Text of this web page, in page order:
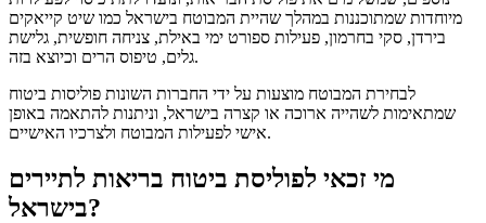
מיוחדות שמתוכננות במהלך שהיית המבוטח בישראל כמו שיט קייאקים
בירדן, סקי בחרמון, פעילות ספורט ימי באילת, צניחה חופשית, גלישת
גלים, טיפוס הרים וכיוצא בזה.
לבחירת המבוטח מוצעות על ידי החברות השונות פוליסות ביטוח
שמתאימות לשהייה ארוכה או קצרה בישראל, וניתנות להתאמה באופן
אישי לפעילות המבוטח ולצרכיו האישיים.
מי זכאי לפוליסת ביטוח בריאות לתיירים
בישראל?